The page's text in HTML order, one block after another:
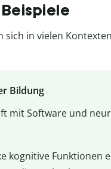
in vielen
Bildung
mit Software und
kognitive Funktionen